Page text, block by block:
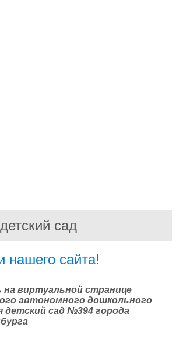
сад
нашего сайта!
виртуальной странице
автономного дошкольного
детский сад №394 города